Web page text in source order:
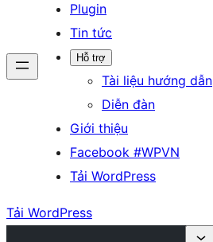
Plugin
Tin tức
Hỗ trợ
Tài liệu hướng dẫn
Diễn đàn
Giới thiệu
Facebook #WPVN
Tải WordPress
Tải WordPress